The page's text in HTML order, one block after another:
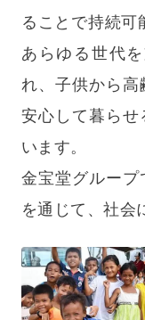
ることで持続可
あらゆる世代
れ、子供から
安心して暮らせ
います。
金宝堂グループ
を通じて、社会